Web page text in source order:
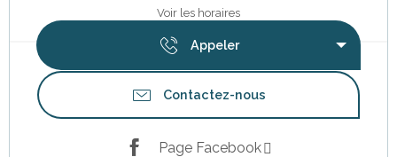
Voir les horaires
Appeler
Contactez-nous
Page Facebook